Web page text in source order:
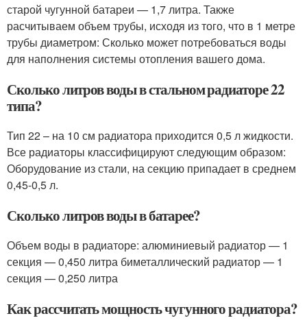
старой чугунной батареи — 1,7 литра. Также
расчитываем объем трубы, исходя из того, что в 1 метре
трубы диаметром: Сколько может потребоваться воды
для наполнения системы отопления вашего дома.
Сколько литров воды в стальном радиаторе 22
типа?
Тип 22 – на 10 см радиатора приходится 0,5 л жидкости.
Все радиаторы классифицируют следующим образом:
Оборудование из стали, на секцию припадает в среднем
0,45-0,5 л.
Сколько литров воды в батарее?
Объем воды в радиаторе: алюминиевый радиатор — 1
секция — 0,450 литра биметаллический радиатор — 1
секция — 0,250 литра
Как рассчитать мощность чугунного радиатора?